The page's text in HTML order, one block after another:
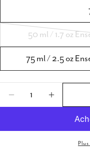
50 ml / 1.7 oz
75 ml / 2.5 oz
Diminuer La
Plus